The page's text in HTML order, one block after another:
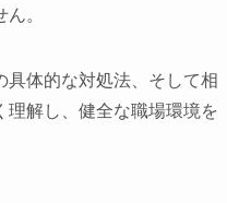
。
体的な対処法、そして相
解し、健全な職場環境を